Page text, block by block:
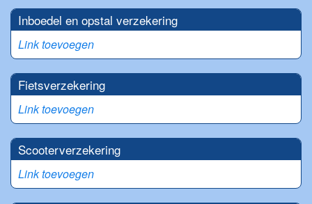
Inboedel en opstal verzekering
Link toevoegen
Fietsverzekering
Link toevoegen
Scooterverzekering
Link toevoegen